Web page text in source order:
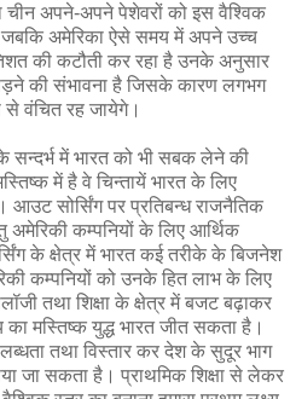
चीन अपने-अपने पेशेवरों को इस वैश्‍विक
जबकि अमेरिका ऐसे समय में अपने उच्‍च
की कटौती कर रहा है उनके अनुसार
की संभावना है जिसके कारण लगभग
से वंचित रह जायेगे।
के सन्‍दर्भ में भारत को भी सबक लेने की
में है वे चिन्‍तायें भारत के लिए
आउट सोर्सिंग पर प्रतिबन्‍ध राजनैतिक
अमेरिकी कम्‍पनियों के लिए आर्थिक
के क्षेत्र में भारत कई तरीके के बिजनेश
कम्‍पनियों को उनके हित लाभ के लिए
तथा शिक्षा के क्षेत्र में बजट बढ़ाकर
का मस्‍तिष्‍क युद्ध भारत जीत सकता है।
तथा विस्‍तार कर देश के सुदूर भाग
जा सकता है। प्राथमिक शिक्षा से लेकर